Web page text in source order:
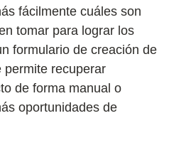
fácilmente cuáles son
tomar para lograr los
formulario de creación de
permite recuperar
de forma manual o
oportunidades de